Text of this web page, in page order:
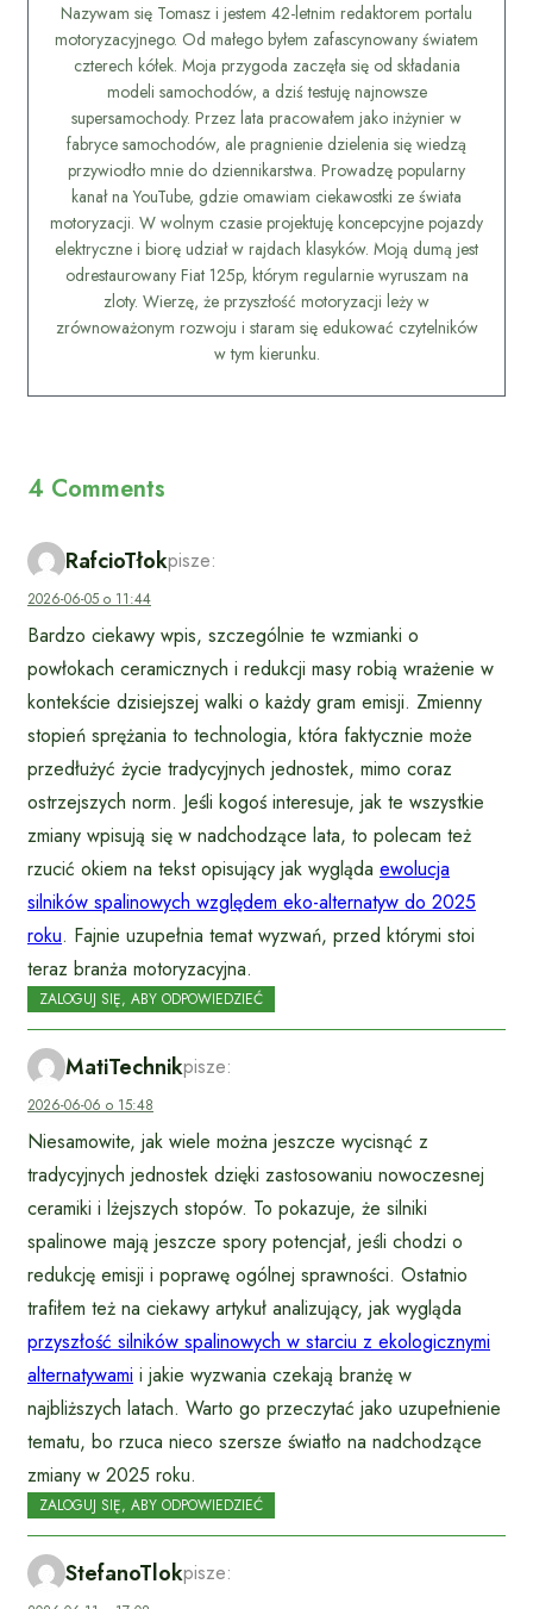
Nazywam się Tomasz i jestem 42-letnim redaktorem portalu
motoryzacyjnego. Od małego byłem zafascynowany światem
czterech kółek. Moja przygoda zaczęła się od składania
modeli samochodów, a dziś testuję najnowsze
supersamochody. Przez lata pracowałem jako inżynier w
fabryce samochodów, ale pragnienie dzielenia się wiedzą
przywiodło mnie do dziennikarstwa. Prowadzę popularny
kanał na YouTube, gdzie omawiam ciekawostki ze świata
motoryzacji. W wolnym czasie projektuję koncepcyjne pojazdy
elektryczne i biorę udział w rajdach klasyków. Moją dumą jest
odrestaurowany Fiat 125p, którym regularnie wyruszam na
zloty. Wierzę, że przyszłość motoryzacji leży w
zrównoważonym rozwoju i staram się edukować czytelników
w tym kierunku.
4 Comments
RafcioTłokpisze:
2026-06-05 o 11:44
Bardzo ciekawy wpis, szczególnie te wzmianki o
powłokach ceramicznych i redukcji masy robią wrażenie w
kontekście dzisiejszej walki o każdy gram emisji. Zmienny
stopień sprężania to technologia, która faktycznie może
przedłużyć życie tradycyjnych jednostek, mimo coraz
ostrzejszych norm. Jeśli kogoś interesuje, jak te wszystkie
zmiany wpisują się w nadchodzące lata, to polecam też
rzucić okiem na tekst opisujący jak wygląda ewolucja
silników spalinowych względem eko-alternatyw do 2025
roku. Fajnie uzupełnia temat wyzwań, przed którymi stoi
teraz branża motoryzacyjna.
ZALOGUJ SIĘ, ABY ODPOWIEDZIEĆ
MatiTechnikpisze:
2026-06-06 o 15:48
Niesamowite, jak wiele można jeszcze wycisnąć z
tradycyjnych jednostek dzięki zastosowaniu nowoczesnej
ceramiki i lżejszych stopów. To pokazuje, że silniki
spalinowe mają jeszcze spory potencjał, jeśli chodzi o
redukcję emisji i poprawę ogólnej sprawności. Ostatnio
trafiłem też na ciekawy artykuł analizujący, jak wygląda
przyszłość silników spalinowych w starciu z ekologicznymi
alternatywami i jakie wyzwania czekają branżę w
najbliższych latach. Warto go przeczytać jako uzupełnienie
tematu, bo rzuca nieco szersze światło na nadchodzące
zmiany w 2025 roku.
ZALOGUJ SIĘ, ABY ODPOWIEDZIEĆ
StefanoTlokpisze: